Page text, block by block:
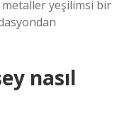
yeşilimsi bir
nasıl